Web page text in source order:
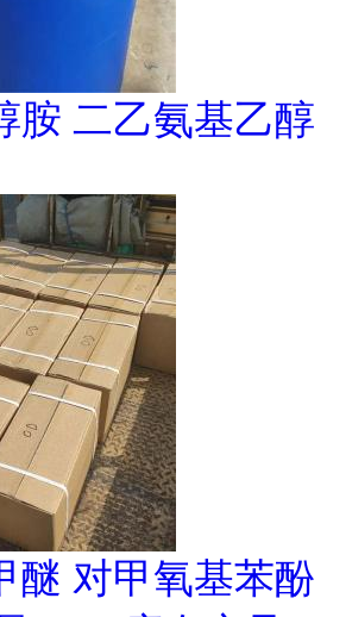
胺 二乙氨基乙醇
醚 对甲氧基苯酚